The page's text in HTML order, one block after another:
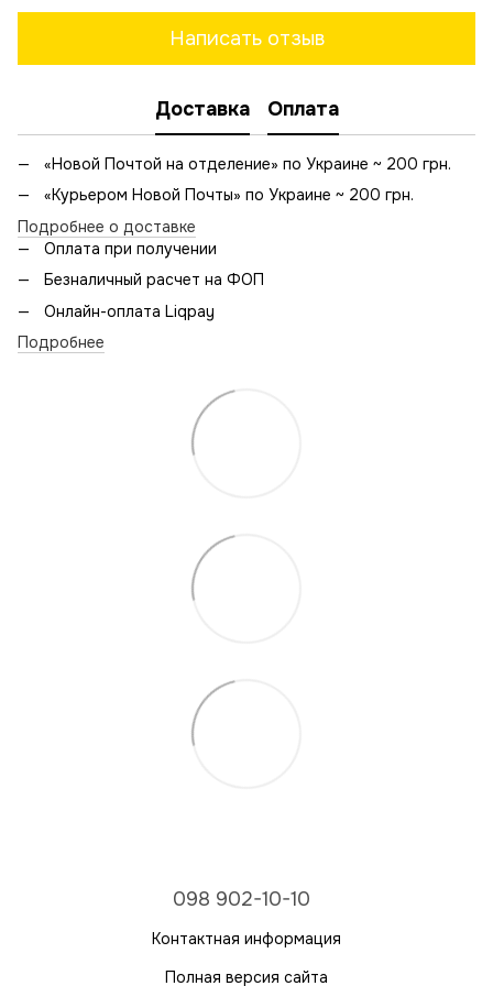
Написать отзыв
Доставка Оплата
«Новой Почтой на отделение» по Украине ~ 200 грн.
«Курьером Новой Почты» по Украине ~ 200 грн.
Подробнее о доставке
Оплата при получении
Безналичный расчет на ФОП
Онлайн-оплата Liqpay
Подробнее
098 902-10-10
Контактная информация
Полная версия сайта